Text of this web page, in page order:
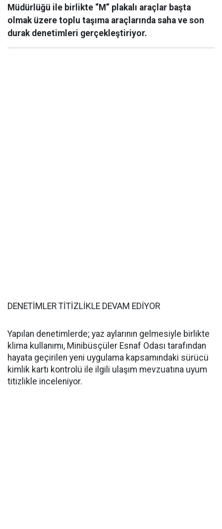
Müdürlüğü ile birlikte “M” plakalı araçlar başta
olmak üzere toplu taşıma araçlarında saha ve son
durak denetimleri gerçekleştiriyor.
DENETİMLER TİTİZLİKLE DEVAM EDİYOR
Yapılan denetimlerde; yaz aylarının gelmesiyle birlikte
klima kullanımı, Minibüsçüler Esnaf Odası tarafından
hayata geçirilen yeni uygulama kapsamındaki sürücü
kimlik kartı kontrolü ile ilgili ulaşım mevzuatına uyum
titizlikle inceleniyor.